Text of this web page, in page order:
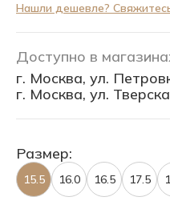
Нашли дешевле?
Доступно в
г. Москва, ул.
г. Москва, ул.
Размер:
15.5 16.0 16.5 17.5